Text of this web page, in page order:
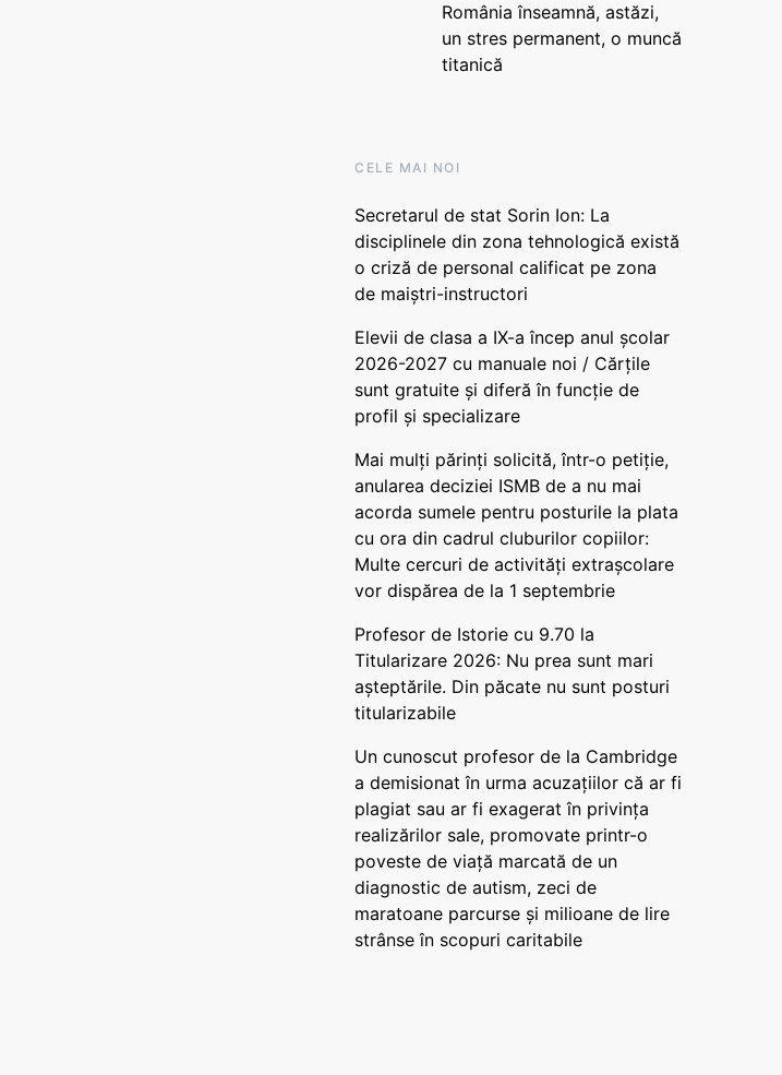
România înseamnă, astăzi,
un stres permanent, o muncă
titanică
CELE MAI NOI
Secretarul de stat Sorin Ion: La
disciplinele din zona tehnologică există
o criză de personal calificat pe zona
de maiștri-instructori
Elevii de clasa a IX-a încep anul școlar
2026-2027 cu manuale noi / Cărțile
sunt gratuite și diferă în funcție de
profil și specializare
Mai mulți părinți solicită, într-o petiție,
anularea deciziei ISMB de a nu mai
acorda sumele pentru posturile la plata
cu ora din cadrul cluburilor copiilor:
Multe cercuri de activități extrașcolare
vor dispărea de la 1 septembrie
Profesor de Istorie cu 9.70 la
Titularizare 2026: Nu prea sunt mari
așteptările. Din păcate nu sunt posturi
titularizabile
Un cunoscut profesor de la Cambridge
a demisionat în urma acuzațiilor că ar fi
plagiat sau ar fi exagerat în privința
realizărilor sale, promovate printr-o
poveste de viață marcată de un
diagnostic de autism, zeci de
maratoane parcurse și milioane de lire
strânse în scopuri caritabile